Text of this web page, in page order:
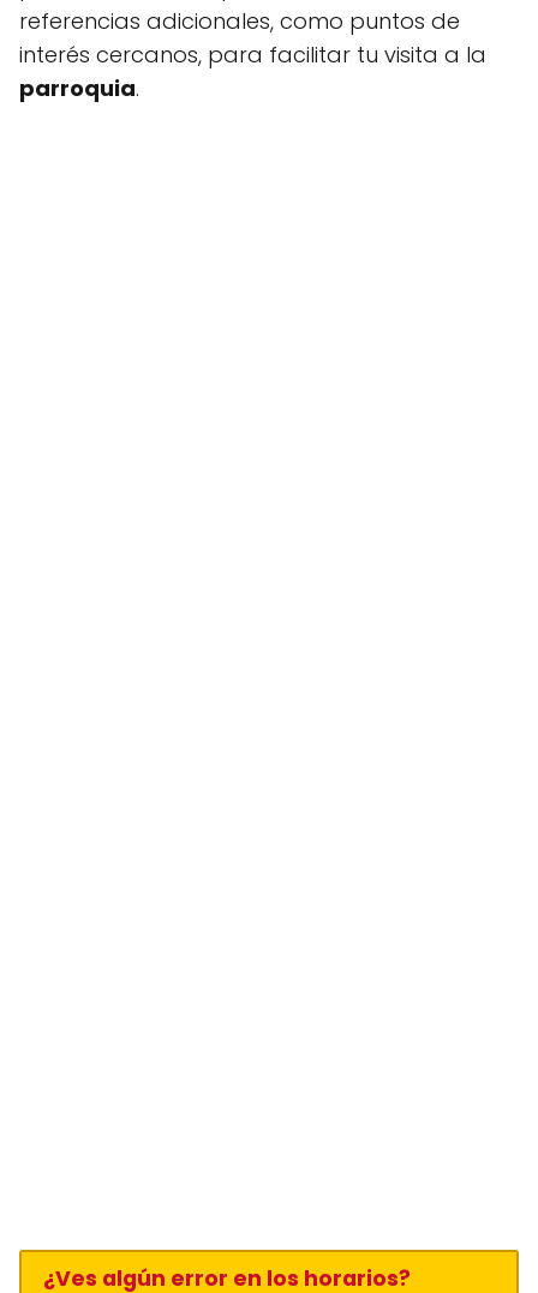
referencias adicionales, como puntos de
interés cercanos, para facilitar tu visita a la
parroquia.
¿Ves algún error en los horarios?